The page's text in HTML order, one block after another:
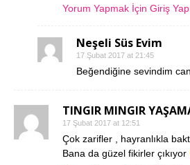
Yorum Yapmak İçin Giriş
Neşeli Süs Evim
17 Şubat 2017 at 21:45
Beğendiğine sevindim
TINGIR MINGIR
17 Şubat 2017 at 12:51
Çok zarifler , hayranlıkla
Bana da güzel fikirler çıkıyor